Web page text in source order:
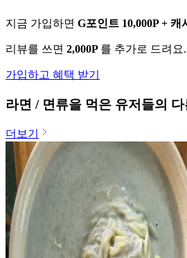
지금 가입하면 G포인트 10,000P + 캐
리뷰를 쓰면 2,000P 를 추가로 드려요
가입하고 혜택 받기
라면 / 면류을 먹은 유저들의
더보기